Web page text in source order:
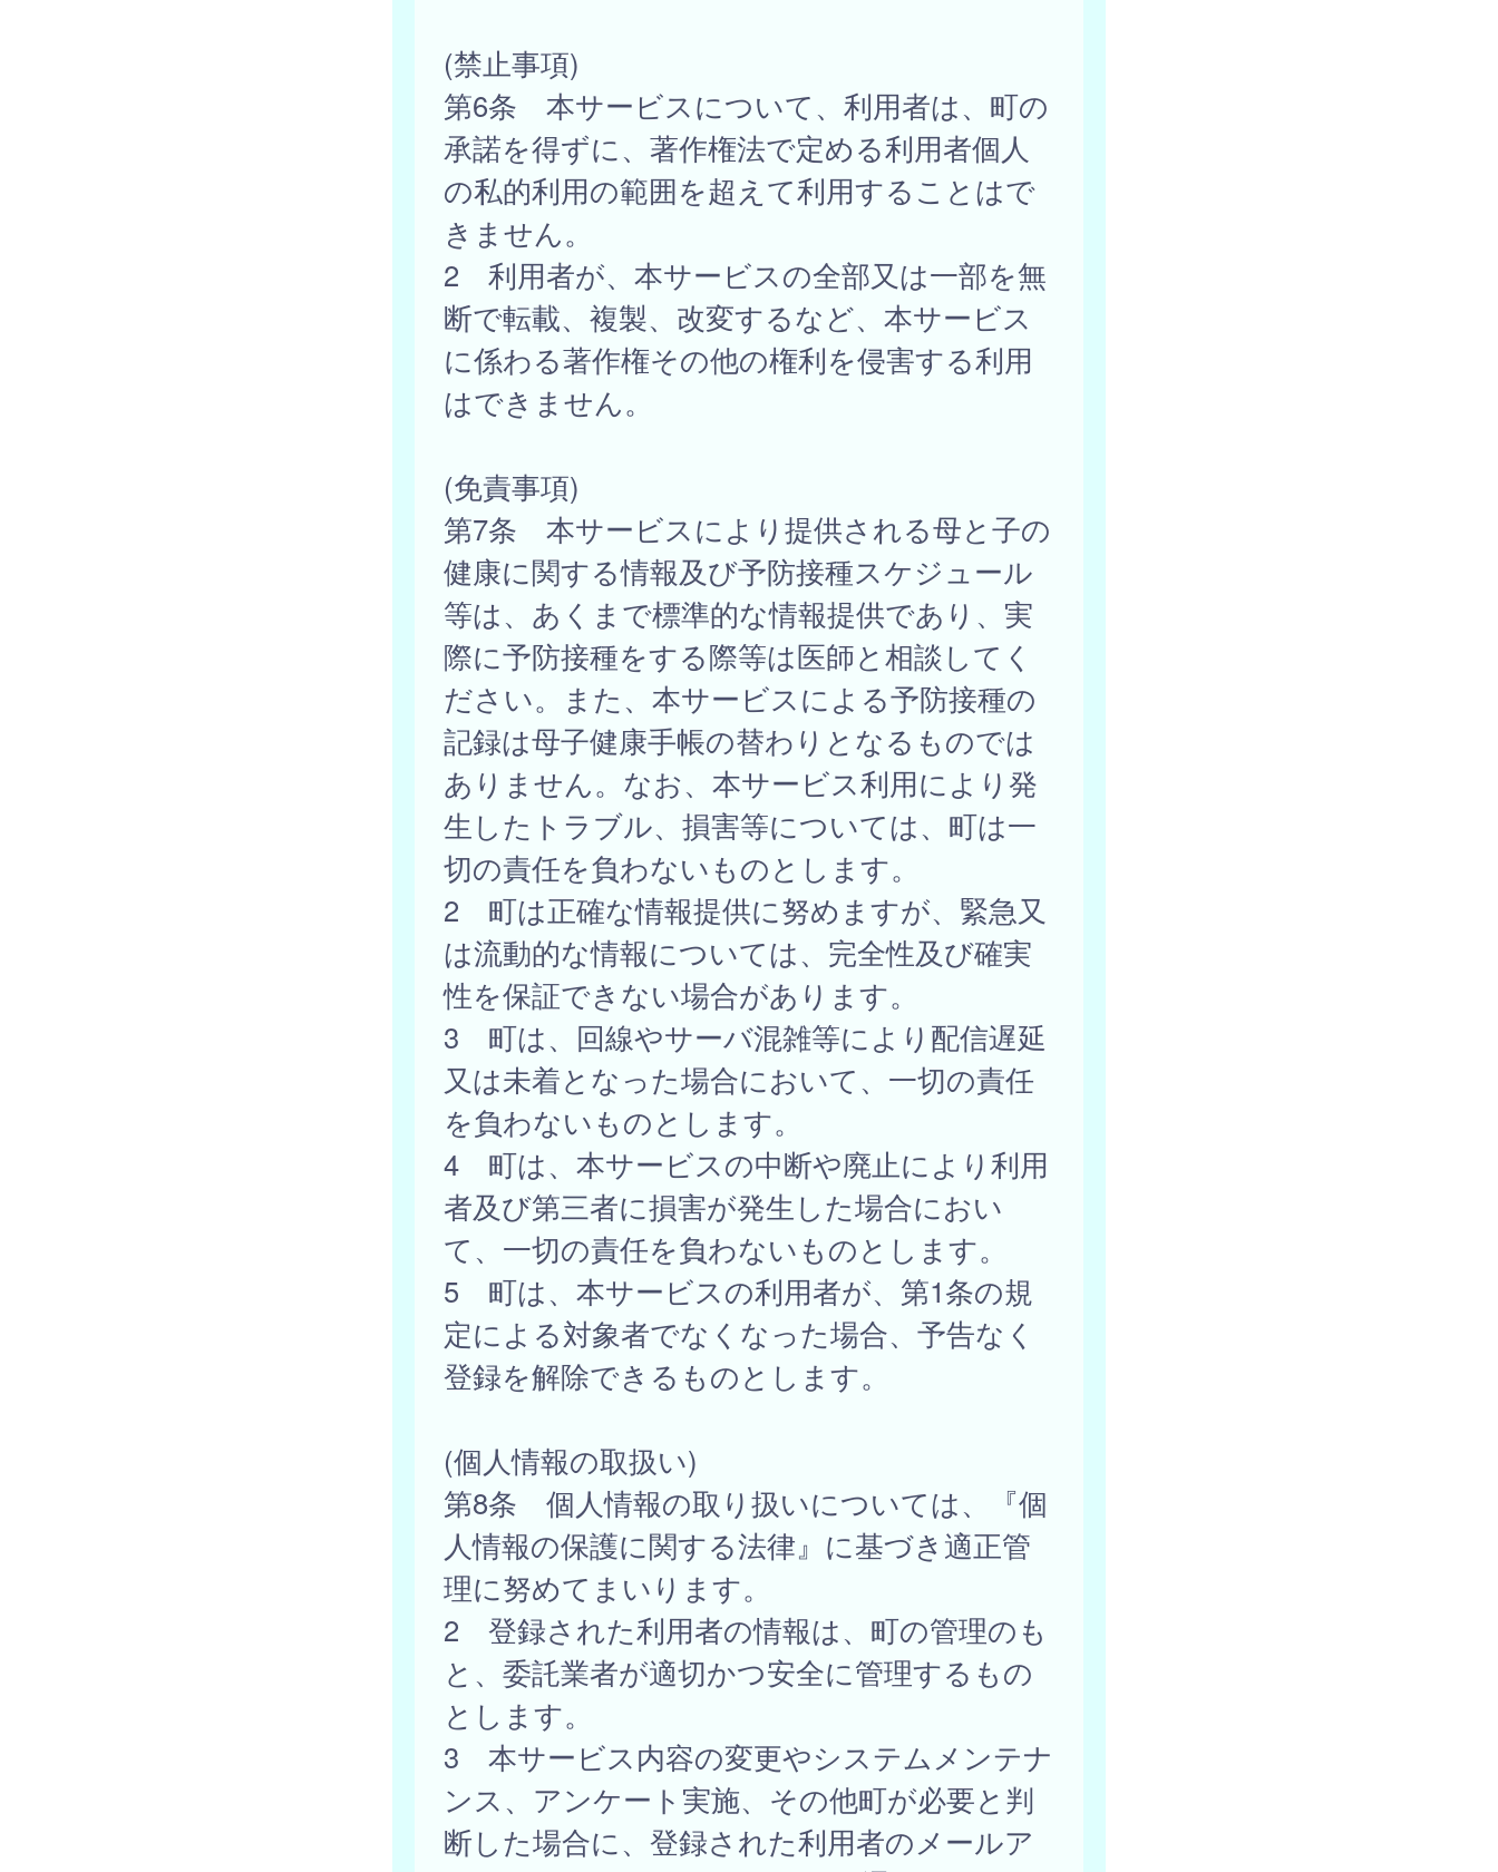
(禁止事項)
第6条 本サービスについて、利用者は、町の
承諾を得ずに、著作権法で定める利用者個人
の私的利用の範囲を超えて利用することはで
きません。
2 利用者が、本サービスの全部又は一部を無
断で転載、複製、改変するなど、本サービス
に係わる著作権その他の権利を侵害する利用
はできません。
(免責事項)
第7条 本サービスにより提供される母と子の
健康に関する情報及び予防接種スケジュール
等は、あくまで標準的な情報提供であり、実
際に予防接種をする際等は医師と相談してく
ださい。また、本サービスによる予防接種の
記録は母子健康手帳の替わりとなるものでは
ありません。なお、本サービス利用により発
生したトラブル、損害等については、町は一
切の責任を負わないものとします。
2 町は正確な情報提供に努めますが、緊急又
は流動的な情報については、完全性及び確実
性を保証できない場合があります。
3 町は、回線やサーバ混雑等により配信遅延
又は未着となった場合において、一切の責任
を負わないものとします。
4 町は、本サービスの中断や廃止により利用
者及び第三者に損害が発生した場合におい
て、一切の責任を負わないものとします。
5 町は、本サービスの利用者が、第1条の規
定による対象者でなくなった場合、予告なく
登録を解除できるものとします。
(個人情報の取扱い)
第8条 個人情報の取り扱いについては、『個
人情報の保護に関する法律』に基づき適正管
理に努めてまいります。
2 登録された利用者の情報は、町の管理のも
と、委託業者が適切かつ安全に管理するもの
とします。
3 本サービス内容の変更やシステムメンテナ
ンス、アンケート実施、その他町が必要と判
断した場合に、登録された利用者のメールア